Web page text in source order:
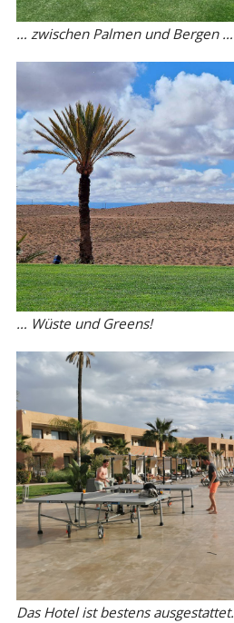
… zwischen Palmen und Bergen …
… Wüste und Greens!
Das Hotel ist bestens ausgestattet.